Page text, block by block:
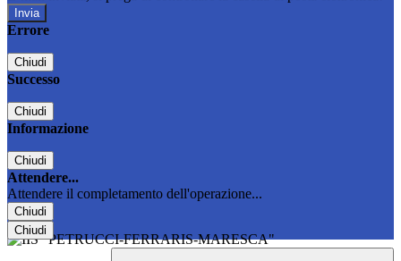
Errore
Chiudi
Successo
Chiudi
Informazione
Chiudi
Attendere...
Attendere il completamento dell'operazione...
Chiudi
Chiudi